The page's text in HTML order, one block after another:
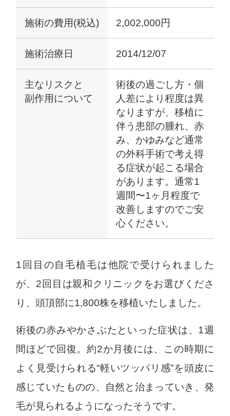
施術の費用(税込) 2,002,000円
施術治療日 2014/12/07
主なリスクと
副作用について
術後の過ごし方・個
人差により程度は異
なりますが、移植に
伴う患部の腫れ、赤
み、かゆみなど通常
の外科手術で考え得
る症状が起こる場合
があります。通常1
週間〜1ヶ月程度で
改善しますのでご安
心ください。
1回目の自毛植毛は他院で受けられました
が、2回目は親和クリニックをお選びくださ
り、頭頂部に1,800株を移植いたしました。
術後の赤みやかさぶたといった症状は、1週
間ほどで回復。約2か月後には、この時期に
よく見受けられる“軽いツッパリ感”を頭皮に
感じていたものの、自然と治まっていき、発
毛が見られるようになったそうです。